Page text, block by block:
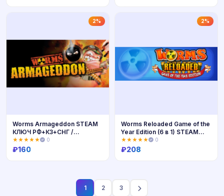
2%
Worms Armageddon STEAM
КЛЮЧ РФ+КЗ+СНГ /
РУССКИЙ ЯЗЫК
★★★★★ 0
₽160
2%
Worms Reloaded Game of the
Year Edition (6 в 1) STEAM
КЛЮЧ
★★★★★ 0
₽208
1 2 3